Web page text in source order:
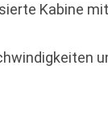
Kabine